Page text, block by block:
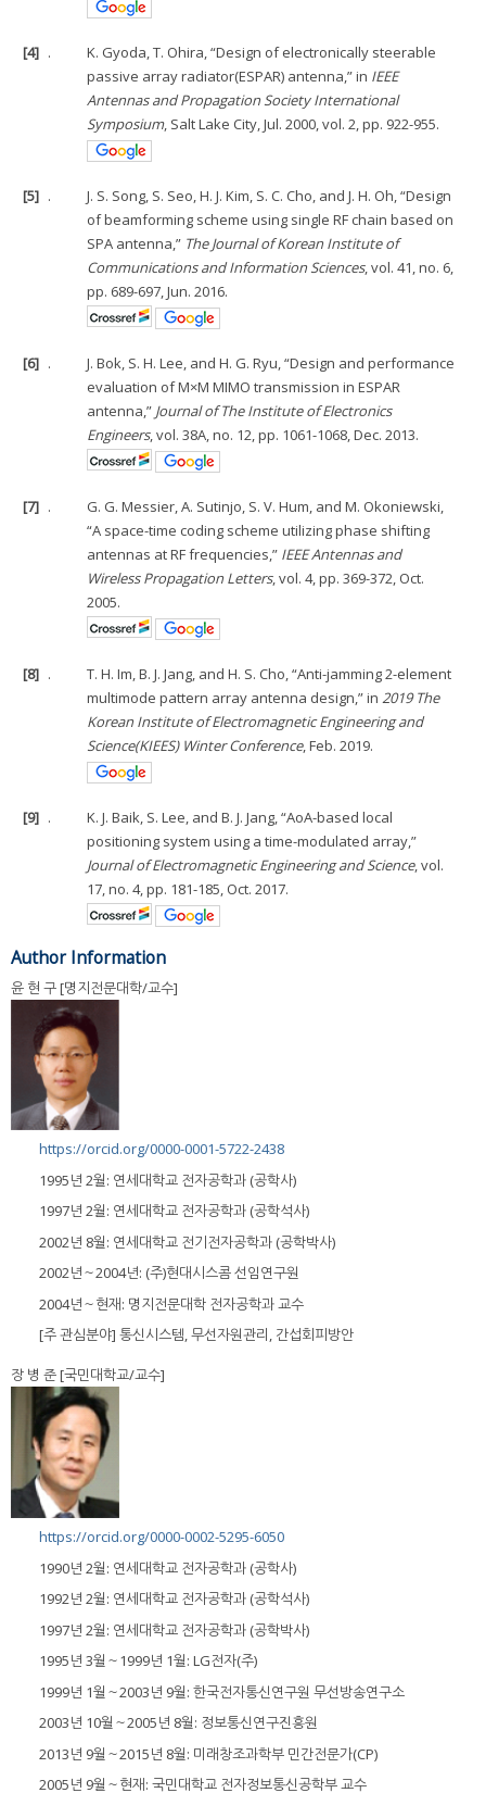
[4] .
K. Gyoda, T. Ohira, “Design of electronically steerable
passive array radiator(ESPAR) antenna,” in IEEE
Antennas and Propagation Society International
Symposium, Salt Lake City, Jul. 2000, vol. 2, pp. 922-955.
[5] .
J. S. Song, S. Seo, H. J. Kim, S. C. Cho, and J. H. Oh, “Design
of beamforming scheme using single RF chain based on
SPA antenna,” The Journal of Korean Institute of
Communications and Information Sciences, vol. 41, no. 6,
pp. 689-697, Jun. 2016.
[6] .
J. Bok, S. H. Lee, and H. G. Ryu, “Design and performance
evaluation of M×M MIMO transmission in ESPAR
antenna,” Journal of The Institute of Electronics
Engineers, vol. 38A, no. 12, pp. 1061-1068, Dec. 2013.
[7] .
G. G. Messier, A. Sutinjo, S. V. Hum, and M. Okoniewski,
“A space-time coding scheme utilizing phase shifting
antennas at RF frequencies,” IEEE Antennas and
Wireless Propagation Letters, vol. 4, pp. 369-372, Oct.
2005.
[8] .
T. H. Im, B. J. Jang, and H. S. Cho, “Anti-jamming 2-element
multimode pattern array antenna design,” in2019 The
Korean Institute of Electromagnetic Engineering and
Science(KIEES) Winter Conference, Feb. 2019.
[9] .
K. J. Baik, S. Lee, and B. J. Jang, “AoA-based local
positioning system using a time-modulated array,”
Journal of Electromagnetic Engineering and Science, vol.
17, no. 4, pp. 181-185, Oct. 2017.
Author Information
윤 현 구 [명지전문대학/교수]
https://orcid.org/0000-0001-5722-2438
1995년 2월: 연세대학교 전자공학과 (공학사)
1997년 2월: 연세대학교 전자공학과 (공학석사)
2002년 8월: 연세대학교 전기전자공학과 (공학박사)
2002년～2004년: (주)현대시스콤 선임연구원
2004년～현재: 명지전문대학 전자공학과 교수
[주 관심분야] 통신시스템, 무선자원관리, 간섭회피방안
장 병 준 [국민대학교/교수]
https://orcid.org/0000-0002-5295-6050
1990년 2월: 연세대학교 전자공학과 (공학사)
1992년 2월: 연세대학교 전자공학과 (공학석사)
1997년 2월: 연세대학교 전자공학과 (공학박사)
1995년 3월～1999년 1월: LG전자(주)
1999년 1월～2003년 9월: 한국전자통신연구원 무선방송연구소
2003년 10월～2005년 8월: 정보통신연구진흥원
2013년 9월～2015년 8월: 미래창조과학부 민간전문가(CP)
2005년 9월～현재: 국민대학교 전자정보통신공학부 교수